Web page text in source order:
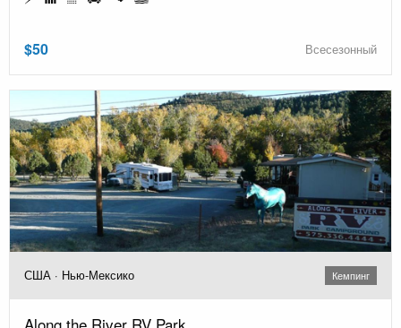
$50 Всесезонный
США · Нью-Мексико Кемпинг